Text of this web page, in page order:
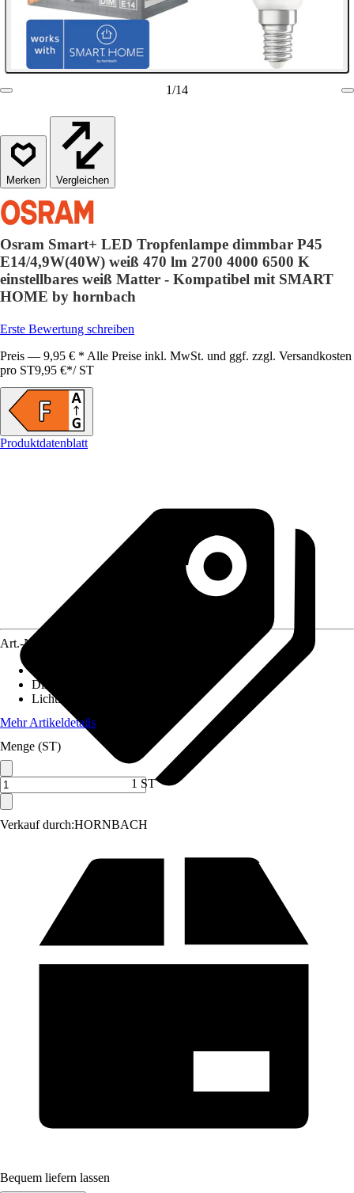
1/14
Vergleichen
Osram Smart+ LED Tropfenlampe dimmbar P45
E14/4,9W(40W) weiß 470 lm 2700 4000 6500 K
einstellbares weiß Matter - Kompatibel mit SMART
HOME by hornbach
Erste Bewertung schreiben
Preis — 9,95 € * Alle Preise inkl. MwSt. und ggf. zzgl. Versandkosten
pro ST9,95 €*/ ST
Produktdatenblatt
Verkauf durch:HORNBACH
Art.-Nr.
Dimmbar
Lichtfarbe
Mehr Artikeldetails
Menge (ST)
1 ST
Bequem liefern lassen